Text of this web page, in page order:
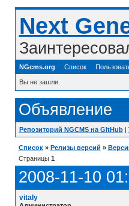
Next
NGcms.org Список
Вы не зашли.
Объявление
Репозиторий NGCMS на GitHub|
Список » Релизы версий »
Страницы 1
2008-11-10
vitaly